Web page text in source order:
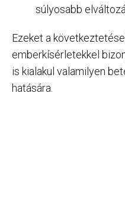
súlyosabb
Ezeket a
emberkísérletekkel
is kialakul valamilyen
hatására.